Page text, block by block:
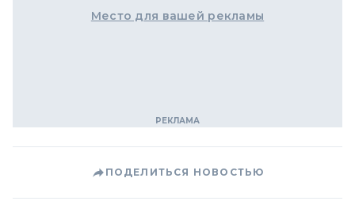
Место для вашей рекламы
ПОДЕЛИТЬСЯ НОВОСТЬЮ